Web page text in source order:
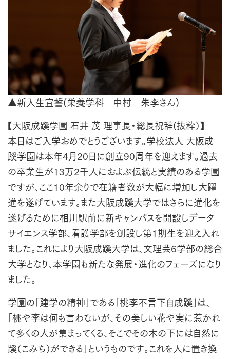
▲新入生宣誓(栄養学科 中村 朱李さん)
【大阪成蹊学園 石井 茂 理事長・総長祝辞(抜粋）】
本日はご入学おめでとうございます。学校法人 大阪成
蹊学園は本年4月20日に創立90周年を迎えます。過去
の卒業生が13万2千人におよぶ伝統と実績のある学園
ですが、ここ10年余りで在籍者数が大幅に増加し大躍
進を遂げています。また大阪成蹊大学ではさらに進化を
遂げるために相川駅前に新キャンパスを開設しデータ
サイエンス学部、看護学部を創設し第1期生を迎え入れ
ました。これにより大阪成蹊大学は、文理芸6学部の総合
大学となり、本学園も新たな発展・進化のフェーズになり
ました。
学園の「建学の精神」である「桃李不言下自成蹊」は、
「桃や李は何も言わないが、その美しい花や実に惹かれ
て多くの人が集まってくる、そこでその木の下には自然に
蹊（こみち）ができる」というものです。これを人に置き換